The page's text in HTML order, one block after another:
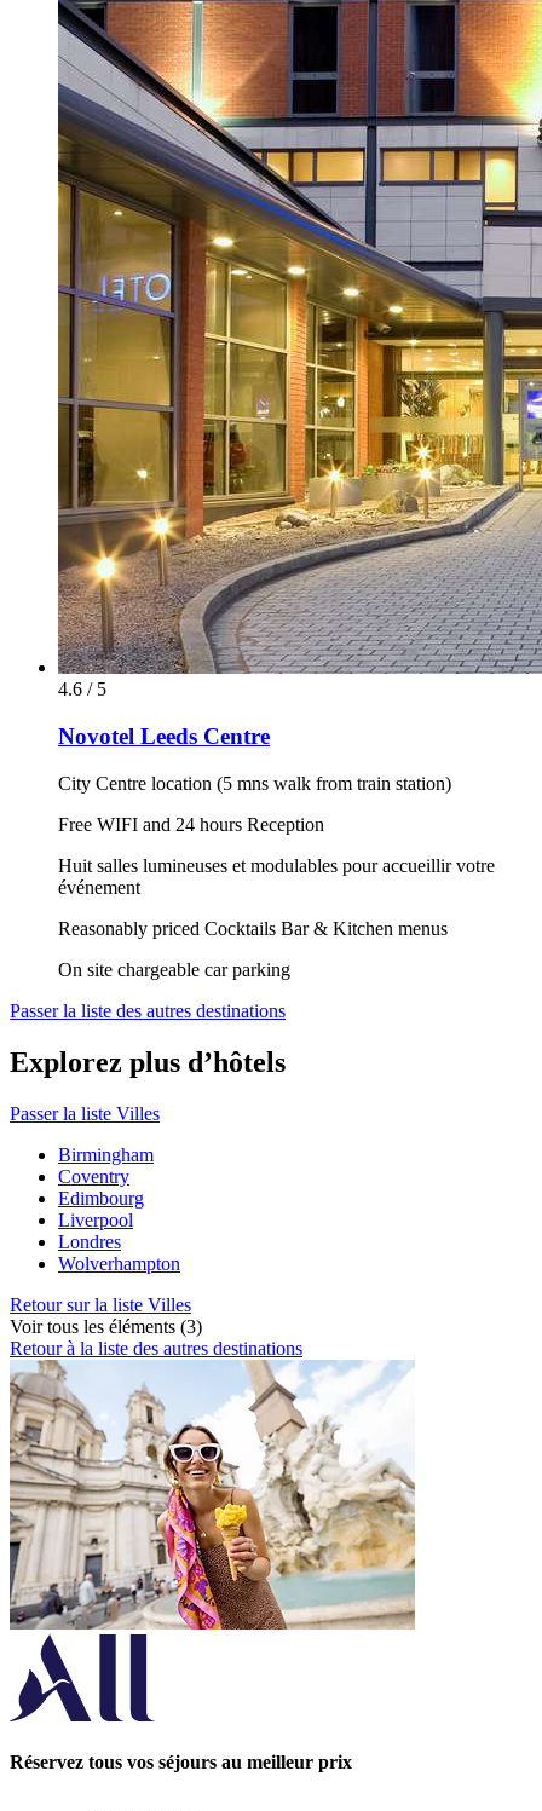
4.6 / 5
Novotel Leeds Centre
City Centre location (5 mns walk from train station)
Free WIFI and 24 hours Reception
Huit salles lumineuses et modulables pour accueillir votre
événement
Reasonably priced Cocktails Bar & Kitchen menus
On site chargeable car parking
Passer la liste des autres destinations
Explorez plus d’hôtels
Passer la liste Villes
Birmingham
Coventry
Edimbourg
Liverpool
Londres
Wolverhampton
Retour sur la liste Villes
Voir tous les éléments (3)
Retour à la liste des autres destinations
Réservez tous vos séjours au meilleur prix